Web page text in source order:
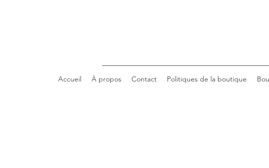
Accueil À propos Contact Politiques de la boutique